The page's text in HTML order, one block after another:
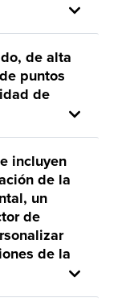
de alta
puntos
de
incluyen
de la
un
de
de la